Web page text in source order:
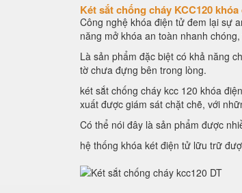
Két sắt chống cháy KCC120
Công nghệ khóa điện tử đem lại sự
năng mở khóa an toàn nhanh
Là sản phẩm đặc biệt có khả năng
tờ chưa đựng bên trong lòng.
két sắt chống cháy kcc 120 khóa
xuất được giám sát chặt chẽ, với
Có thể nói đây là sản phẩm được
hệ thống khóa két điện tử lữu trữ